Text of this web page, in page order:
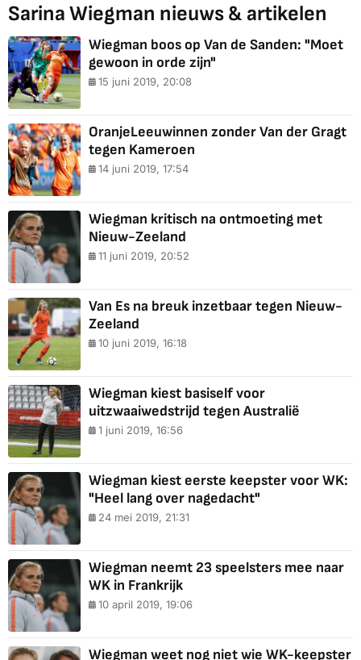
Sarina Wiegman nieuws & artikelen
Wiegman boos op Van de Sanden: "Moet
gewoon in orde zijn"
15 juni 2019, 20:08
OranjeLeeuwinnen zonder Van der Gragt
tegen Kameroen
14 juni 2019, 17:54
Wiegman kritisch na ontmoeting met
Nieuw-Zeeland
11 juni 2019, 20:52
Van Es na breuk inzetbaar tegen Nieuw-
Zeeland
10 juni 2019, 16:18
Wiegman kiest basiself voor
uitzwaaiwedstrijd tegen Australië
1 juni 2019, 16:56
Wiegman kiest eerste keepster voor WK:
"Heel lang over nagedacht"
24 mei 2019, 21:31
Wiegman neemt 23 speelsters mee naar
WK in Frankrijk
10 april 2019, 19:06
Wiegman weet nog niet wie WK-keepster